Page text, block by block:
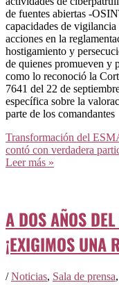
de fuentes abiertas -
capacidades de
acciones en la
hostigamiento y
de quienes promueven y
como lo reconoció la
7641 del 22 de
específica sobre la
parte de los comandantes
Transformación del
contó con verdadera
Leer más »
A DOS AÑOS
¡EXIGIMOS UNA
/Noticias, Sala de prensa,